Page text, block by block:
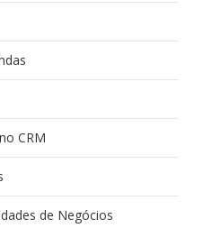
CRM
de Negócios